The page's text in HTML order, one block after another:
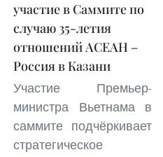
участие в Саммите по
случаю 35-летия
отношений АСЕАН –
Россия в Казани
Участие Премьер-
министра Вьетнама в
саммите подчёркивает
стратегическое